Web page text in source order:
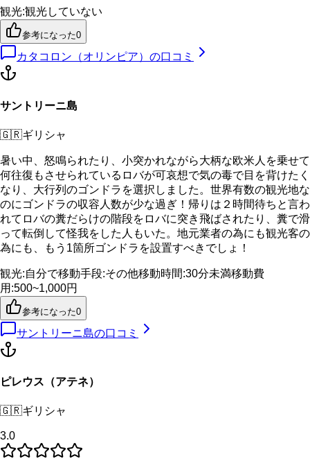
観光:観光していない
参考になった0
カタコロン（オリンピア） の口コミ
サントリーニ島
🇬🇷ギリシャ
暑い中、怒鳴られたり、小突かれながら大柄な欧米人を乗せて
何往復もさせられているロバが可哀想で気の毒で目を背けたく
なり、大行列のゴンドラを選択しました。世界有数の観光地な
のにゴンドラの収容人数が少な過ぎ！帰りは２時間待ちと言わ
れてロバの糞だらけの階段をロバに突き飛ばされたり、糞で滑
って転倒して怪我をした人もいた。地元業者の為にも観光客の
為にも、もう1箇所ゴンドラを設置すべきでしょ！
観光:自分で移動手段:その他移動時間:30分未満移動費
用 :500~1,000円
参考になった0
サントリーニ島の口コミ
ピレウス（アテネ）
🇬🇷ギリシャ
3.0